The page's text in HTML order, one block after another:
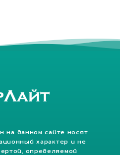
на данном сайте носят
характер и не
определяемой